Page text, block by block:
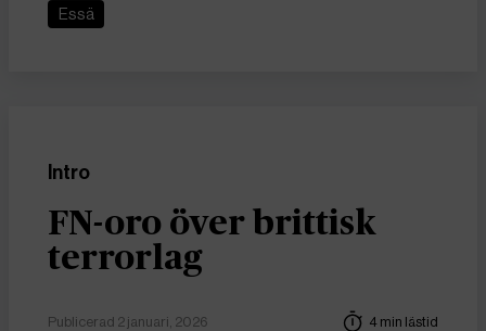
Essä
Intro
FN-oro över brittisk
terrorlag
Publicerad 2 januari, 2026 4 min lästid